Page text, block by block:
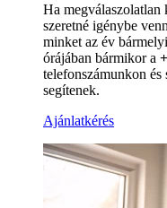
Ha megválaszolatlan
szeretné igénybe
minket az év
órájában bármikor a
telefonszámunkon
segítenek.
Ajánlatkérés